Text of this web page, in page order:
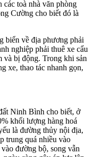
các toà nhà văn phòng
Cường cho biết đó là
biển về địa phương phải
nghiệp phải thuê xe cẩu
và bị động. Trong khi sản
xe, thao tác nhanh gọn,
Ninh Bình cho biết, ở
khối lượng hàng hoá
là đường thủy nội địa,
trung quá nhiều vào
đường bộ, song vẫn